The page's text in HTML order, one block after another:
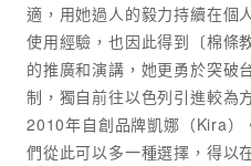
適，用她過人的毅力持續在個
使用經驗，也因此得到〔棉條
的推廣和演講，她更勇於突破
制，獨自前往以色列引進較為
2010年自創品牌凱娜（Kira）
們從此可以多一種選擇，得以